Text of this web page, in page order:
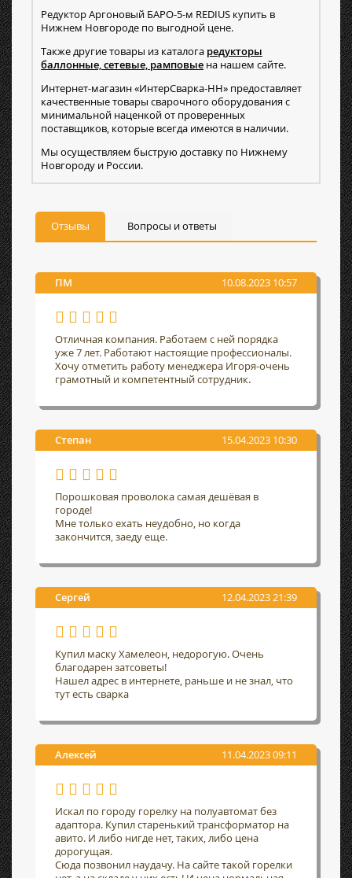
Редуктор Аргоновый БАРО-5-м REDIUS купить в
Нижнем Новгороде по выгодной цене.
Также другие товары из каталога редукторы
баллонные, сетевые, рамповые на нашем сайте.
Интернет-магазин «ИнтерСварка-НН» предоставляет
качественные товары сварочного оборудования с
минимальной наценкой от проверенных
поставщиков, которые всегда имеются в наличии.
Мы осуществляем быструю доставку по Нижнему
Новгороду и России.
Отзывы Вопросы и ответы
ПМ 10.08.2023 10:57
Отличная компания. Работаем с ней порядка
уже 7 лет. Работают настоящие профессионалы.
Хочу отметить работу менеджера Игоря-очень
грамотный и компетентный сотрудник.
Степан 15.04.2023 10:30
Порошковая проволока самая дешёвая в
городе!
Мне только ехать неудобно, но когда
закончится, заеду еще.
Сергей 12.04.2023 21:39
Купил маску Хамелеон, недорогую. Очень
благодарен затсоветы!
Нашел адрес в интернете, раньше и не знал, что
тут есть сварка
Алексей 11.04.2023 09:11
Искал по городу горелку на полуавтомат без
адаптора. Купил старенький трансформатор на
авито. И либо нигде нет, таких, либо цена
дорогущая.
Сюда позвонил наудачу. На сайте такой горелки